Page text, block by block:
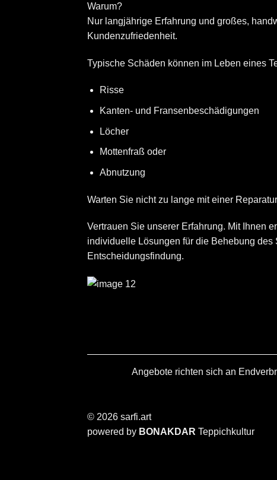
Warum?
Nur langjährige Erfahrung und großes,
Kundenzufriedenheit.
Typische Schäden können im Leben eines
Risse
Kanten- und Fransenbeschädigungen
Löcher
Mottenfraß oder
Abnutzung
Warten Sie nicht zu lange mit einer
Vertrauen Sie unserer Erfahrung. Mit Ihnen
individuelle Lösungen für die Behebung
Entscheidungsfindung.
Angebote richten sich an
© 2026 sarfi.art
powered by BONAKDAR Teppichkultur